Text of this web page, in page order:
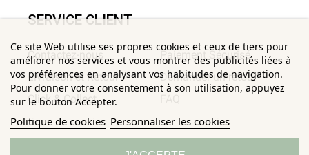
Ce site Web utilise ses propres cookies et ceux de tiers pour
améliorer nos services et vous montrer des publicités liées à
vos préférences en analysant vos habitudes de navigation.
Pour donner votre consentement à son utilisation, appuyez
sur le bouton Accepter.
Politique de cookies Personnaliser les cookies
SERVICE CLIENT
Contactez-nous
Livraison et Retour
Click & Collect
Paiement Sécurisé
Demander un retour
INFORMATIONS UTILES